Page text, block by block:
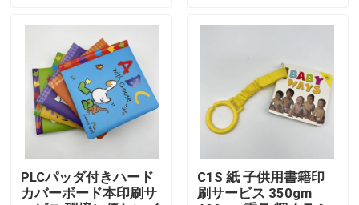
ニュース
引用を要求しなさい
コーヒー テーブル ブック 印刷
タロット カード 印刷
PLCパッダ付きハード
カバーボード本印刷サ
C1S 紙 子供用書籍印
刷サービス 350gm